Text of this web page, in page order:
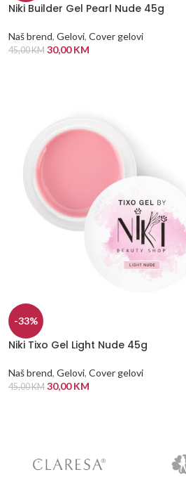
Niki Builder Gel Pearl Nude 45g
Naš brend, Gelovi, Cover gelovi
45,00KM 30,00KM
-33%
Niki Tixo Gel Light Nude 45g
Naš brend, Gelovi, Cover gelovi
45,00KM 30,00KM